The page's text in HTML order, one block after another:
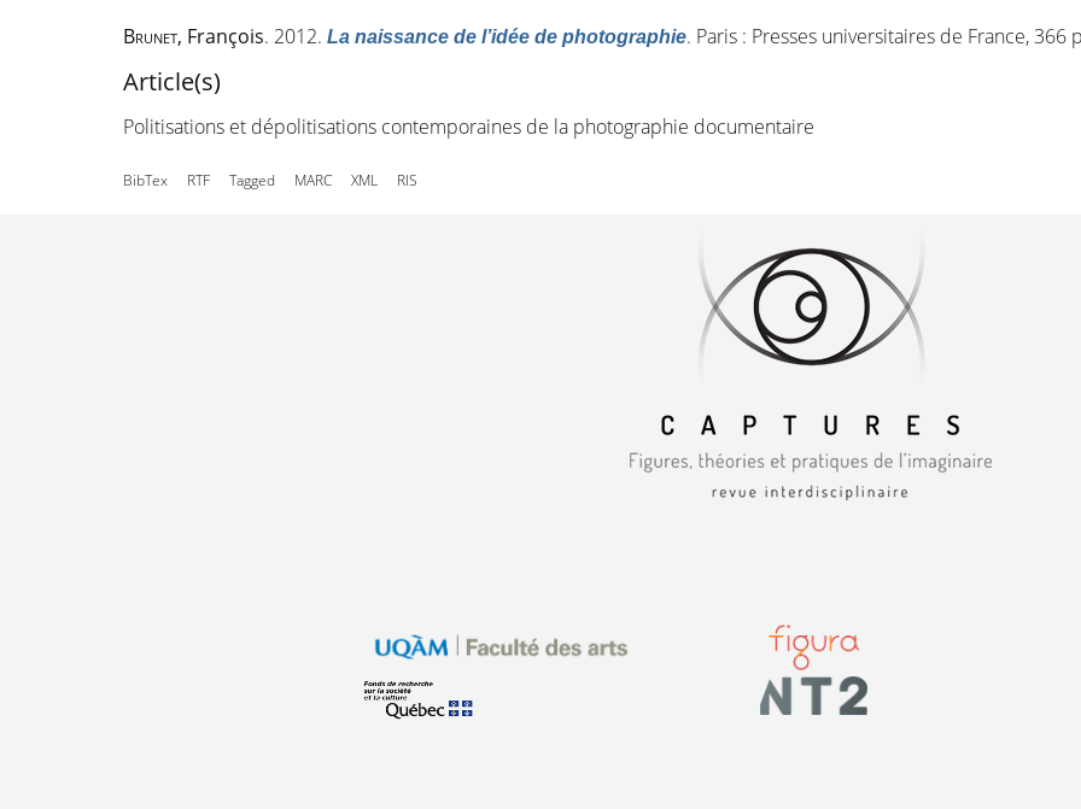
Brunet, François. 2012. La naissance de l’idée de photographie. Paris : Presses universitaires de France, 366
Article(s)
Politisations et dépolitisations contemporaines de la photographie documentaire
BibTex RTF Tagged MARC XML RIS